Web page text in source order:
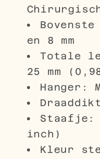
en 8 mm
Totale
25 mm
Hanger:
Staafje:
inch)
Kleur